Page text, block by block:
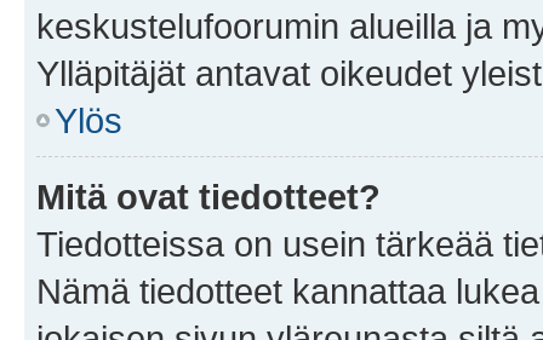
keskustelufoorumin alueilla ja
Ylläpitäjät antavat oikeudet
Ylös
Mitä ovat tiedotteet?
Tiedotteissa on usein tärkeää
Nämä tiedotteet kannattaa